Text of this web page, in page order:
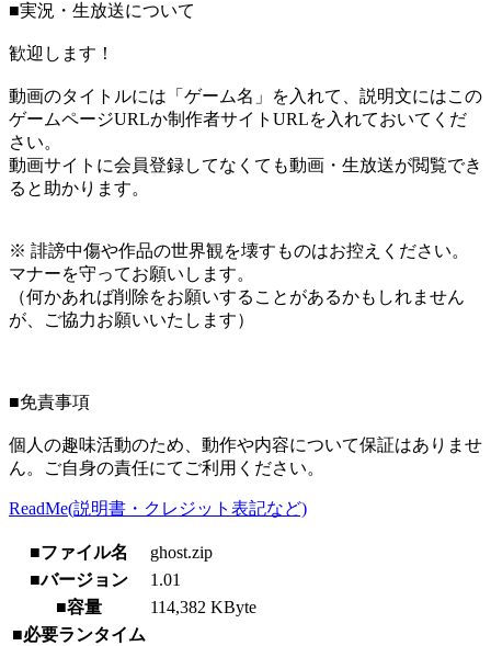
■実況・生放送について
歓迎します！
動画のタイトルには「ゲーム名」を入れて、説明文にはこの
ゲームページURLか制作者サイトURLを入れておいてくだ
さい。
動画サイトに会員登録してなくても動画・生放送が閲覧でき
ると助かります。
※ 誹謗中傷や作品の世界観を壊すものはお控えください。
マナーを守ってお願いします。
（何かあれば削除をお願いすることがあるかもしれません
が、ご協力お願いいたします）
■免責事項
個人の趣味活動のため、動作や内容について保証はありませ
ん。ご自身の責任にてご利用ください。
ReadMe(説明書・クレジット表記など)
■ファイル名
ghost.zip
■バージョン
1.01
■容量
114,382 KByte
■必要ランタイム